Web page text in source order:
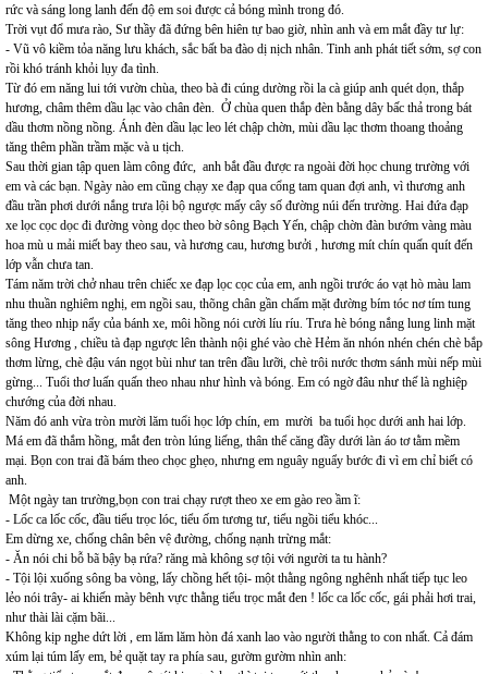
rức và sáng long lanh đến độ em soi được cả bóng mình trong đó.
Trời vụt đổ mưa rào, Sư thầy đã đứng bên hiên tự bao giờ, nhìn anh và em mắt đầy tư lự:
- Vũ vô kiềm tỏa năng lưu khách, sắc bất ba đào dị nịch nhân. Tinh anh phát tiết sớm, sợ con
rồi khó tránh khỏi lụy đa tình.
Từ đó em năng lui tới vườn chùa, theo bà đi cúng dường rồi la cà giúp anh quét dọn, thắp
hương, châm thêm dầu lạc vào chân đèn. Ở chùa quen thắp đèn bằng dây bấc thả trong bát
dầu thơm nồng nồng. Ánh đèn dầu lạc leo lét chập chờn, mùi dầu lạc thơm thoang thoảng
tăng thêm phần trầm mặc và u tịch.
Sau thời gian tập quen làm công đức, anh bắt đầu được ra ngoài đời học chung trường với
em và các bạn. Ngày nào em cũng chạy xe đạp qua cổng tam quan đợi anh, vì thương anh
đầu trần phơi dưới nắng trưa lội bộ ngược mấy cây số đường núi đến trường. Hai đứa đạp
xe lọc cọc dọc đi đường vòng dọc theo bờ sông Bạch Yến, chập chờn đàn bướm vàng màu
hoa mù u mải miết bay theo sau, và hương cau, hương bưởi , hương mít chín quấn quít đến
lớp vẫn chưa tan.
Tám năm trời chở nhau trên chiếc xe đạp lọc cọc của em, anh ngồi trước áo vạt hò màu lam
nhu thuần nghiêm nghị, em ngồi sau, thõng chân gần chấm mặt đường bím tóc nơ tím tung
tăng theo nhịp nẩy của bánh xe, môi hồng nói cười líu ríu. Trưa hè bóng nắng lung linh mặt
sông Hương , chiều tà đạp ngược lên thành nội ghé vào chè Hẻm ăn nhón nhén chén chè bắp
thơm lừng, chè đậu ván ngọt bùi như tan trên đầu lưỡi, chè trôi nước thơm sánh mùi nếp mùi
gừng... Tuổi thơ luấn quấn theo nhau như hình và bóng. Em có ngờ đâu như thế là nghiệp
chướng của đời nhau.
Năm đó anh vừa tròn mười lăm tuổi học lớp chín, em mười ba tuổi học dưới anh hai lớp.
Má em đã thắm hồng, mắt đen tròn lúng liếng, thân thể căng đầy dưới làn áo tơ tằm mềm
mại. Bọn con trai đã bám theo chọc ghẹo, nhưng em nguây nguẩy bước đi vì em chỉ biết có
anh.
Một ngày tan trường,bọn con trai chạy rượt theo xe em gào reo ầm ĩ:
- Lốc ca lốc cốc, đầu tiểu trọc lóc, tiểu ốm tương tư, tiểu ngồi tiểu khóc...
Em dừng xe, chống chân bên vệ đường, chống nạnh trừng mắt:
- Ăn nói chi bỗ bã bậy bạ rứa? răng mà không sợ tội với người ta tu hành?
- Tội lội xuống sông ba vòng, lấy chồng hết tội- một thằng ngông nghênh nhất tiếp tục leo
lẻo nói trây- ai khiến mày bênh vực thằng tiểu trọc mắt đen ! lốc ca lốc cốc, gái phải hơi trai,
như thài lài cặm bãi...
Không kịp nghe dứt lời , em lăm lăm hòn đá xanh lao vào người thằng to con nhất. Cả đám
xúm lại túm lấy em, bẻ quặt tay ra phía sau, gườm gườm nhìn anh: